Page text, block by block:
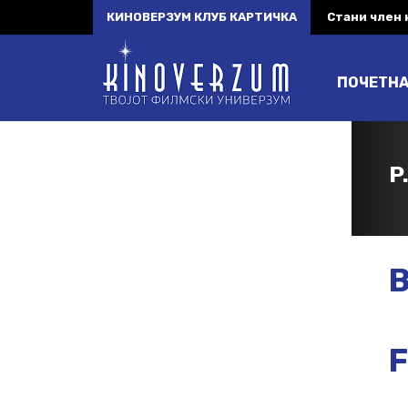
КИНОВЕРЗУМ КЛУБ КАРТИЧКА Стани член
ПОЧЕТНА